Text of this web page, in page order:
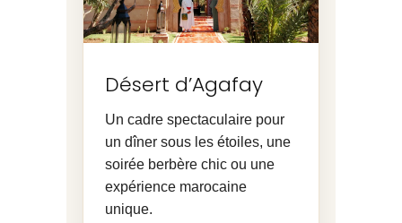
Désert d’Agafay
Un cadre spectaculaire pour
un dîner sous les étoiles, une
soirée berbère chic ou une
expérience marocaine
unique.